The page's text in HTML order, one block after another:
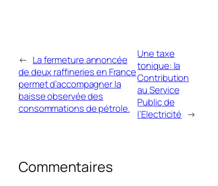
← La fermeture annoncée
de deux raffineries en France
permet d’accompagner la
baisse observée des
consommations de pétrole.
Une taxe
tonique: la
Contribution
au Service
Public de
l’Electricité →
Commentaires